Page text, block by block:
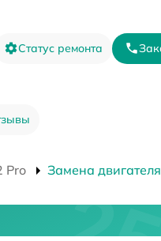
Статус ремонта
Pro Замена двигателя